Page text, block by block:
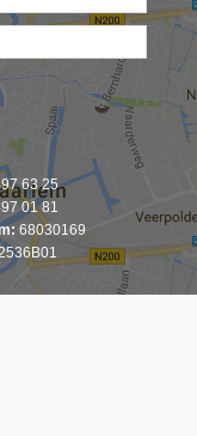
63 25
01 81
68030169